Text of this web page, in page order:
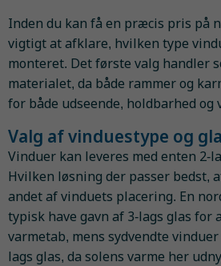
Inden du kan få en præcis pris på
vigtigt at afklare, hvilken type
monteret. Det første valg handler
materialet, da både rammer og
for både udseende, holdbarhed og
Valg af vinduestype og
Vinduer kan leveres med enten 2-
Hvilken løsning der passer bedst,
andet af vinduets placering. En
typisk have gavn af 3-lags glas for
varmetab, mens sydvendte
lags glas, da solens varme her